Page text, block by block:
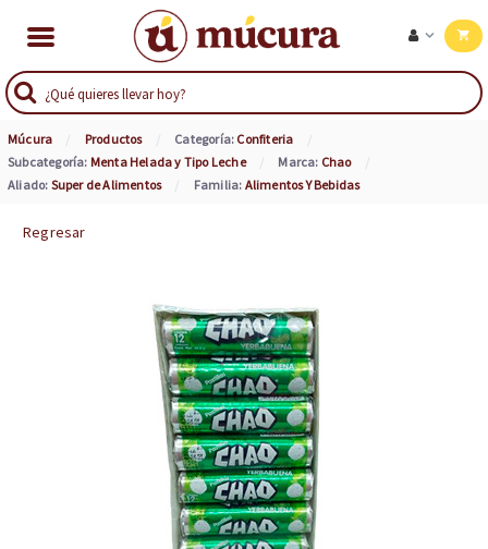
Múcura Productos Categoría: Confiteria
Subcategoría: Menta Helada y Tipo Leche Marca: Chao
Aliado: Super de Alimentos Familia: Alimentos Y Bebidas
Regresar